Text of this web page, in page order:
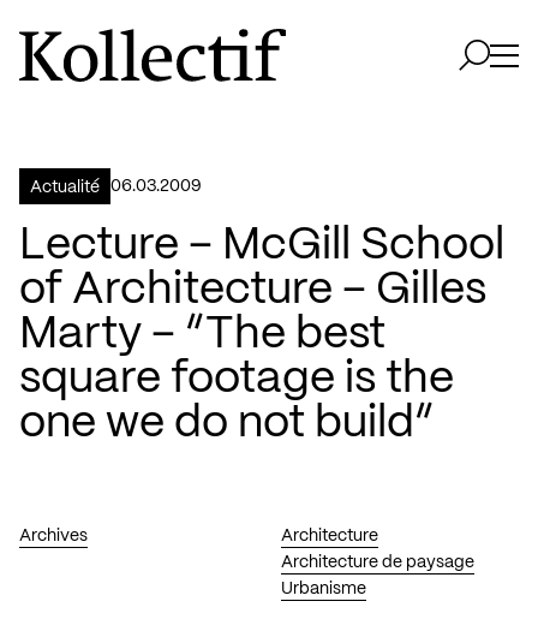
Aller à la page d'accueil
Logo Kollectif
Actualité 06.03.2009
Lecture – McGill School
of Architecture – Gilles
Marty – “The best
square footage is the
one we do not build”
Archives
Architecture
Architecture de paysage
Urbanisme